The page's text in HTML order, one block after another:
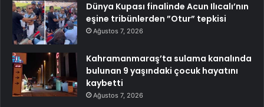
Dünya Kupası finalinde Acun Ilıcalı’nın
eşine tribünlerden ”Otur” tepkisi
Ağustos 7, 2026
Kahramanmaraş’ta sulama kanalında
bulunan 9 yaşındaki çocuk hayatını
kaybetti
Ağustos 7, 2026